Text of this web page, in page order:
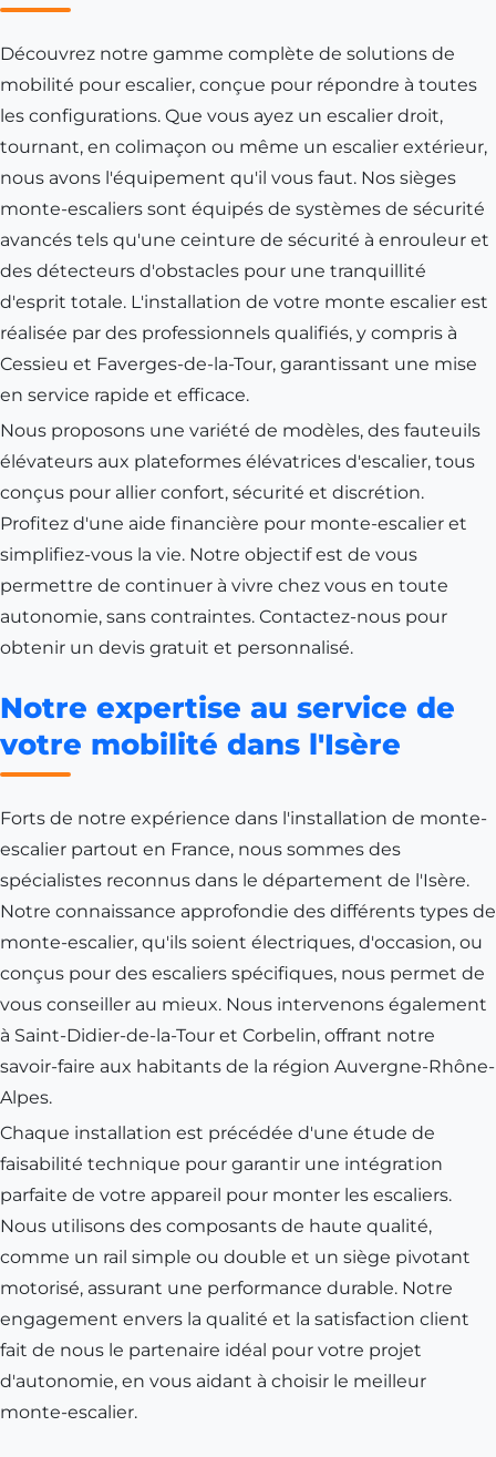
Découvrez notre gamme complète de solutions de
mobilité pour escalier, conçue pour répondre à toutes
les configurations. Que vous ayez un escalier droit,
tournant, en colimaçon ou même un escalier extérieur,
nous avons l'équipement qu'il vous faut. Nos sièges
monte-escaliers sont équipés de systèmes de sécurité
avancés tels qu'une ceinture de sécurité à enrouleur et
des détecteurs d'obstacles pour une tranquillité
d'esprit totale. L'installation de votre monte escalier est
réalisée par des professionnels qualifiés, y compris à
Cessieu et Faverges-de-la-Tour, garantissant une mise
en service rapide et efficace.
Nous proposons une variété de modèles, des fauteuils
élévateurs aux plateformes élévatrices d'escalier, tous
conçus pour allier confort, sécurité et discrétion.
Profitez d'une aide financière pour monte-escalier et
simplifiez-vous la vie. Notre objectif est de vous
permettre de continuer à vivre chez vous en toute
autonomie, sans contraintes. Contactez-nous pour
obtenir un devis gratuit et personnalisé.
Notre expertise au service de
votre mobilité dans l'Isère
Forts de notre expérience dans l'installation de monte-
escalier partout en France, nous sommes des
spécialistes reconnus dans le département de l'Isère.
Notre connaissance approfondie des différents types de
monte-escalier, qu'ils soient électriques, d'occasion, ou
conçus pour des escaliers spécifiques, nous permet de
vous conseiller au mieux. Nous intervenons également
à Saint-Didier-de-la-Tour et Corbelin, offrant notre
savoir-faire aux habitants de la région Auvergne-Rhône-
Alpes.
Chaque installation est précédée d'une étude de
faisabilité technique pour garantir une intégration
parfaite de votre appareil pour monter les escaliers.
Nous utilisons des composants de haute qualité,
comme un rail simple ou double et un siège pivotant
motorisé, assurant une performance durable. Notre
engagement envers la qualité et la satisfaction client
fait de nous le partenaire idéal pour votre projet
d'autonomie, en vous aidant à choisir le meilleur
monte-escalier.